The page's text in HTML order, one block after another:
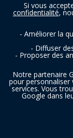
Si vous
confidentialité,
- Améliorer la
- Diffuser
- Proposer des
Notre partenaire
pour
services. Vous
Google dans
SUIVEZ-NOUS
Copyright © 2016 -
Resto SRL